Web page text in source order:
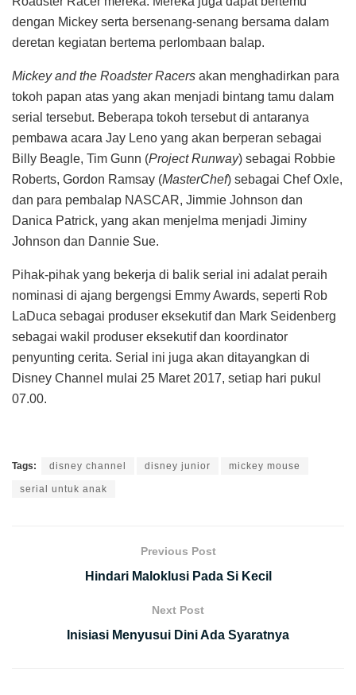
dengan Mickey serta bersenang-senang bersama dalam
deretan kegiatan bertema perlombaan balap.
Mickey and the Roadster Racers akan menghadirkan para
tokoh papan atas yang akan menjadi bintang tamu dalam
serial tersebut. Beberapa tokoh tersebut di antaranya
pembawa acara Jay Leno yang akan berperan sebagai
Billy Beagle, Tim Gunn (Project Runway) sebagai Robbie
Roberts, Gordon Ramsay (MasterChef) sebagai Chef Oxle,
dan para pembalap NASCAR, Jimmie Johnson dan
Danica Patrick, yang akan menjelma menjadi Jiminy
Johnson dan Dannie Sue.
Pihak-pihak yang bekerja di balik serial ini adalat peraih
nominasi di ajang bergengsi Emmy Awards, seperti Rob
LaDuca sebagai produser eksekutif dan Mark Seidenberg
sebagai wakil produser eksekutif dan koordinator
penyunting cerita. Serial ini juga akan ditayangkan di
Disney Channel mulai 25 Maret 2017, setiap hari pukul
07.00.
Tags: disney channel disney junior mickey mouse
serial untuk anak
Previous Post
Hindari Maloklusi Pada Si Kecil
Next Post
Inisiasi Menyusui Dini Ada Syaratnya